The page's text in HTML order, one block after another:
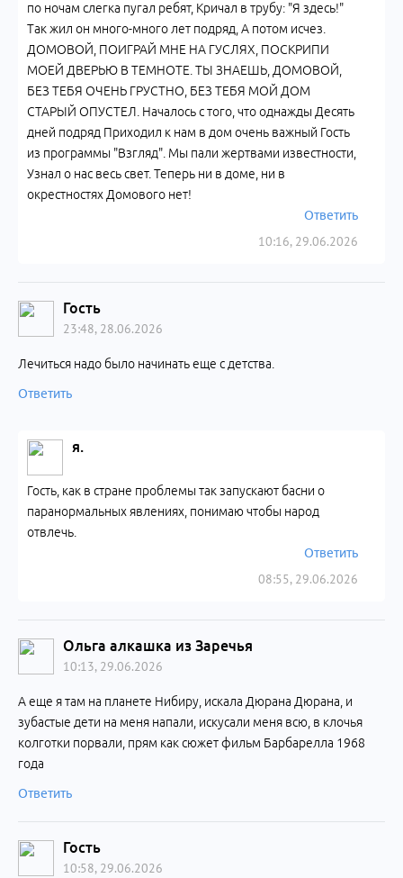
10:16, 29.06.2026
по ночам слегка пугал ребят, Кричал в трубу: "Я здесь!"
Так жил он много-много лет подряд, А потом исчез.
ДОМОВОЙ, ПОИГРАЙ МНЕ НА ГУСЛЯХ, ПОСКРИПИ
МОЕЙ ДВЕРЬЮ В ТЕМНОТЕ. ТЫ ЗНАЕШЬ, ДОМОВОЙ,
БЕЗ ТЕБЯ ОЧЕНЬ ГРУСТНО, БЕЗ ТЕБЯ МОЙ ДОМ
СТАРЫЙ ОПУСТЕЛ. Началось с того, что однажды Десять
дней подряд Приходил к нам в дом очень важный Гость
из программы "Взгляд". Мы пали жертвами известности,
Узнал о нас весь свет. Теперь ни в доме, ни в
окрестностях Домового нет!
Ответить
Гость
23:48, 28.06.2026
Лечиться надо было начинать еще с детства.
Ответить
я.
08:55, 29.06.2026
Гость, как в стране проблемы так запускают басни о
паранормальных явлениях, понимаю чтобы народ
отвлечь.
Ответить
Ольга алкашка из Заречья
10:13, 29.06.2026
А еще я там на планете Нибиру, искала Дюрана Дюрана, и
зубастые дети на меня напали, искусали меня всю, в клочья
колготки порвали, прям как сюжет фильм Барбарелла 1968
года
Ответить
Гость
10:58, 29.06.2026